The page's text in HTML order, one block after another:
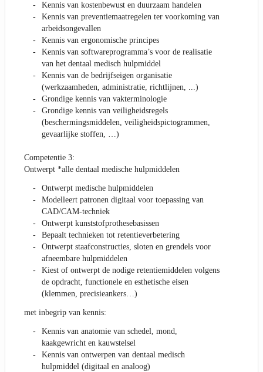
Kennis van kostenbewust en duurzaam handelen
Kennis van preventiemaatregelen ter voorkoming van
arbeidsongevallen
Kennis van ergonomische principes
Kennis van softwareprogramma’s voor de realisatie
van het dentaal medisch hulpmiddel
Kennis van de bedrijfseigen organisatie
(werkzaamheden, administratie, richtlijnen, ...)
Grondige kennis van vakterminologie
Grondige kennis van veiligheidsregels
(beschermingsmiddelen, veiligheidspictogrammen,
gevaarlijke stoffen, …)
Competentie 3:
Ontwerpt *alle dentaal medische hulpmiddelen
Ontwerpt medische hulpmiddelen
Modelleert patronen digitaal voor toepassing van
CAD/CAM-techniek
Ontwerpt kunststofprothesebasissen
Bepaalt technieken tot retentieverbetering
Ontwerpt staafconstructies, sloten en grendels voor
afneembare hulpmiddelen
Kiest of ontwerpt de nodige retentiemiddelen volgens
de opdracht, functionele en esthetische eisen
(klemmen, precisieankers…)
met inbegrip van kennis:
Kennis van anatomie van schedel, mond,
kaakgewricht en kauwstelsel
Kennis van ontwerpen van dentaal medisch
hulpmiddel (digitaal en analoog)